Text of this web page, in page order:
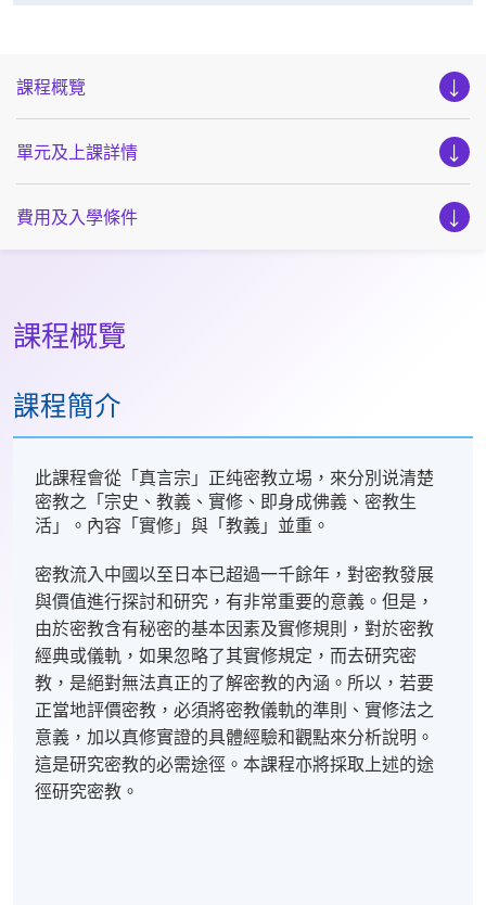
課程概覽
單元及上課詳情
費用及入學條件
課程概覽
課程簡介
此課程會從「真言宗」正纯密教立埸，來分別说清楚
密教之「宗史、教義、實修、即身成佛義、密教生
活」。內容「實修」與「教義」並重。
密教流入中國以至日本已超過一千餘年，對密教發展
與價值進行探討和研究，有非常重要的意義。但是，
由於密教含有秘密的基本因素及實修規則，對於密教
經典或儀軌，如果忽略了其實修規定，而去研究密
教，是絕對無法真正的了解密教的內涵。所以，若要
正當地評價密教，必須將密教儀軌的準則、實修法之
意義，加以真修實證的具體經驗和觀點來分析說明。
這是研究密教的必需途徑。本課程亦將採取上述的途
徑研究密教。